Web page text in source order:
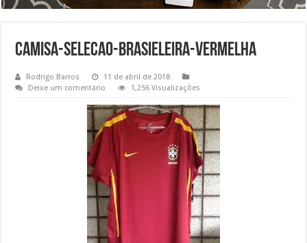
camisa-selecao-brasieleira-vermelha
Rodrigo Barros
11 de abril de 2018
Deixe um comentário
1,256 Visualizações